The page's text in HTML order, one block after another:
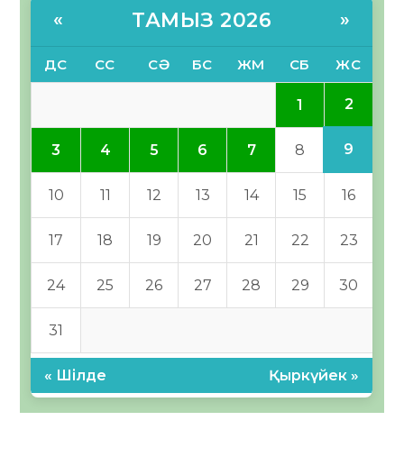
« ТАМЫЗ 2026 »
ДС СС СӘ БС ЖМ СБ ЖС
1 2
3 4 5 6 7 8 9
10 11 12 13 14 15 16
17 18 19 20 21 22 23
24 25 26 27 28 29 30
31
« Шілде Қыркүйек »